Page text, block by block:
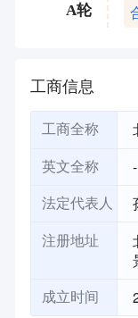
A轮
工商信息
工商全称
英文全称 -
法定代表人
注册地址
成立时间